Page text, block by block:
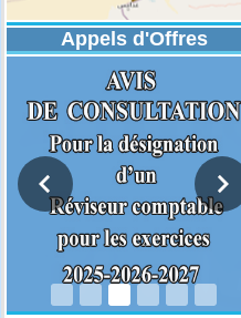
Appels d'Offres
DESIGNATION D’UN REVISEUR
COMPTABLE POUR LES
EXERCICES 2025-2026-2027